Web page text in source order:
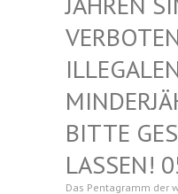
N! DIE
EN
Das Pentagramm der